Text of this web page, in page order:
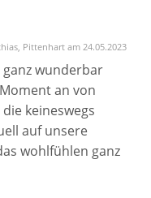
wir Kerstin als
sodass wir sie
Pittenhart am 24.05.2023
wunderbar
an von
keineswegs
auf unsere
wohlfühlen ganz